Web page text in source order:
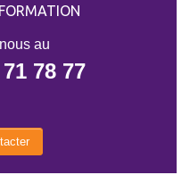
au
78 77